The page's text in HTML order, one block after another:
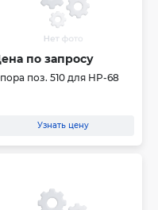
по запросу
поз. 510 для HP-68
Узнать цену